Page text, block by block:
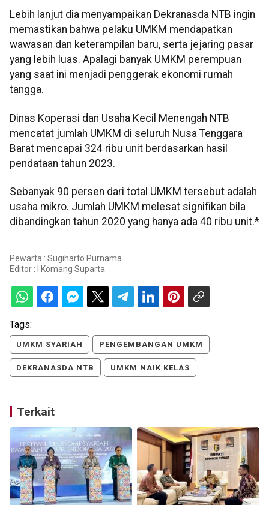
Lebih lanjut dia menyampaikan Dekranasda NTB ingin
memastikan bahwa pelaku UMKM mendapatkan
wawasan dan keterampilan baru, serta jejaring pasar
yang lebih luas. Apalagi banyak UMKM perempuan
yang saat ini menjadi penggerak ekonomi rumah
tangga.
Dinas Koperasi dan Usaha Kecil Menengah NTB
mencatat jumlah UMKM di seluruh Nusa Tenggara
Barat mencapai 324 ribu unit berdasarkan hasil
pendataan tahun 2023.
Sebanyak 90 persen dari total UMKM tersebut adalah
usaha mikro. Jumlah UMKM melesat signifikan bila
dibandingkan tahun 2020 yang hanya ada 40 ribu unit.*
Pewarta : Sugiharto Purnama
Editor :
I Komang Suparta
Tags:
UMKM SYARIAH PENGEMBANGAN UMKM
DEKRANASDA NTB UMKM NAIK KELAS
Terkait